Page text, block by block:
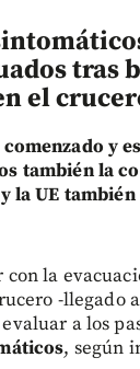
tras
el
y
también la
la UE también
con la
-llegado
a los
, según